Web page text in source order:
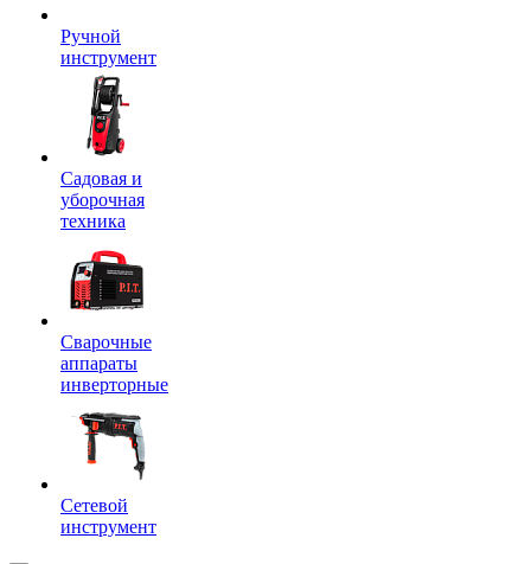
Ручной
инструмент
Садовая и
уборочная
техника
Сварочные
аппараты
инверторные
Сетевой
инструмент